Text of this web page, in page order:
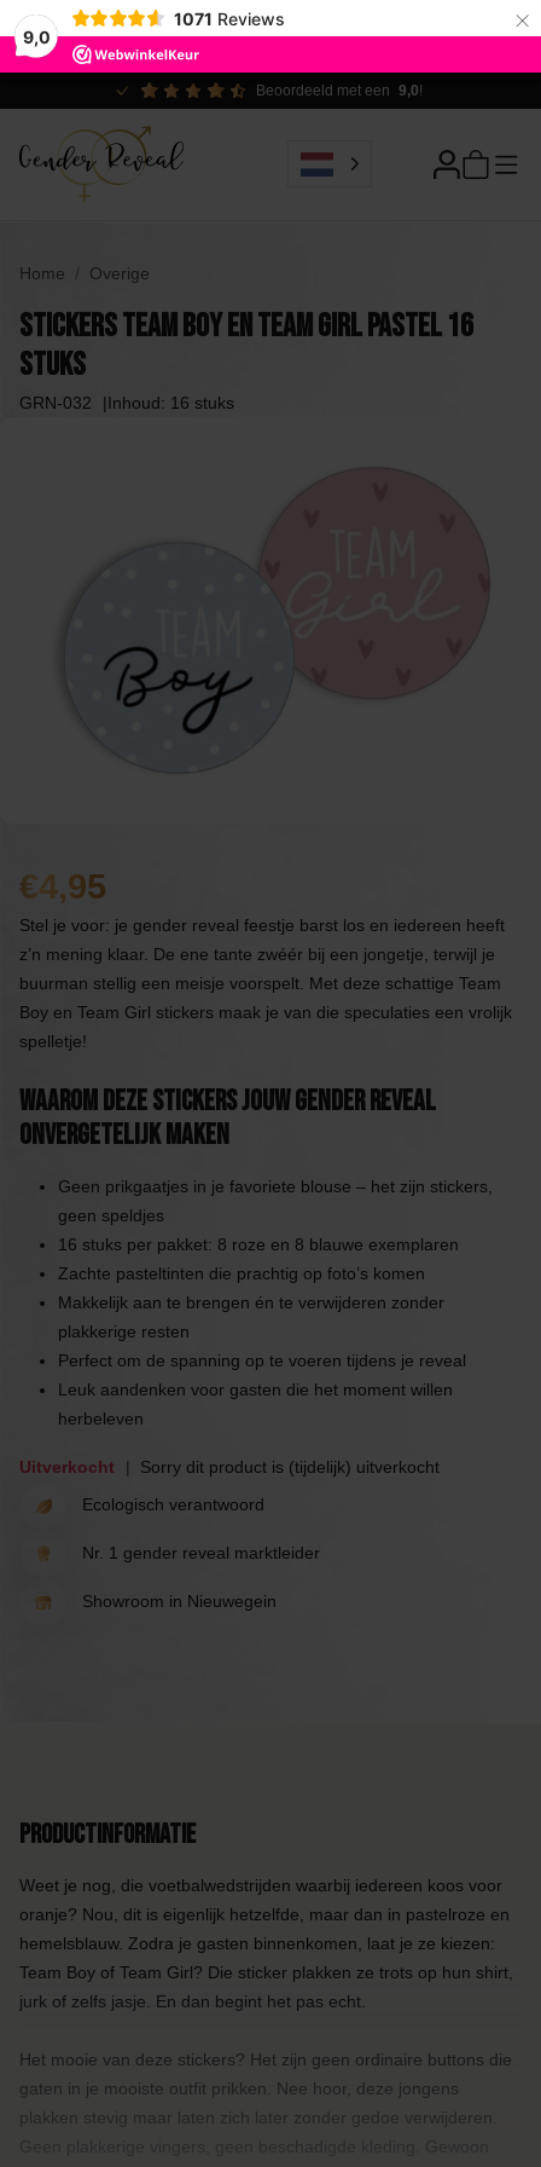
9,0
1071 Reviews ×
Ecologisch verantwoord
Home Overige
Stickers Team Boy en Team Girl pastel 16
stuks
GRN-032 Inhoud: 16 stuks
4,95
Stel je voor: je gender reveal feestje barst los en iedereen heeft
z’n mening klaar. De ene tante zwéér bij een jongetje, terwijl je
buurman stellig een meisje voorspelt. Met deze schattige Team
Boy en Team Girl stickers maak je van die speculaties een vrolijk
spelletje!
Waarom Deze Stickers Jouw Gender Reveal
Onvergetelijk Maken
Geen prikgaatjes in je favoriete blouse – het zijn stickers,
geen speldjes
16 stuks per pakket: 8 roze en 8 blauwe exemplaren
Zachte pasteltinten die prachtig op foto’s komen
Makkelijk aan te brengen én te verwijderen zonder
plakkerige resten
Perfect om de spanning op te voeren tijdens je reveal
Leuk aandenken voor gasten die het moment willen
herbeleven
Uitverkocht
Sorry dit product is (tijdelijk) uitverkocht
Ecologisch verantwoord
Nr. 1 gender reveal marktleider
Showroom in Nieuwegein
Productinformatie
Weet je nog, die voetbalwedstrijden waarbij iedereen koos voor
oranje? Nou, dit is eigenlijk hetzelfde, maar dan in pastelroze en
hemelsblauw. Zodra je gasten binnenkomen, laat je ze kiezen:
Team Boy of Team Girl? Die sticker plakken ze trots op hun shirt,
jurk of zelfs jasje. En dan begint het pas echt.
Het mooie van deze stickers? Het zijn geen ordinaire buttons die
gaten in je mooiste outfit prikken. Nee hoor, deze jongens
plakken stevig maar laten zich later zonder gedoe verwijderen.